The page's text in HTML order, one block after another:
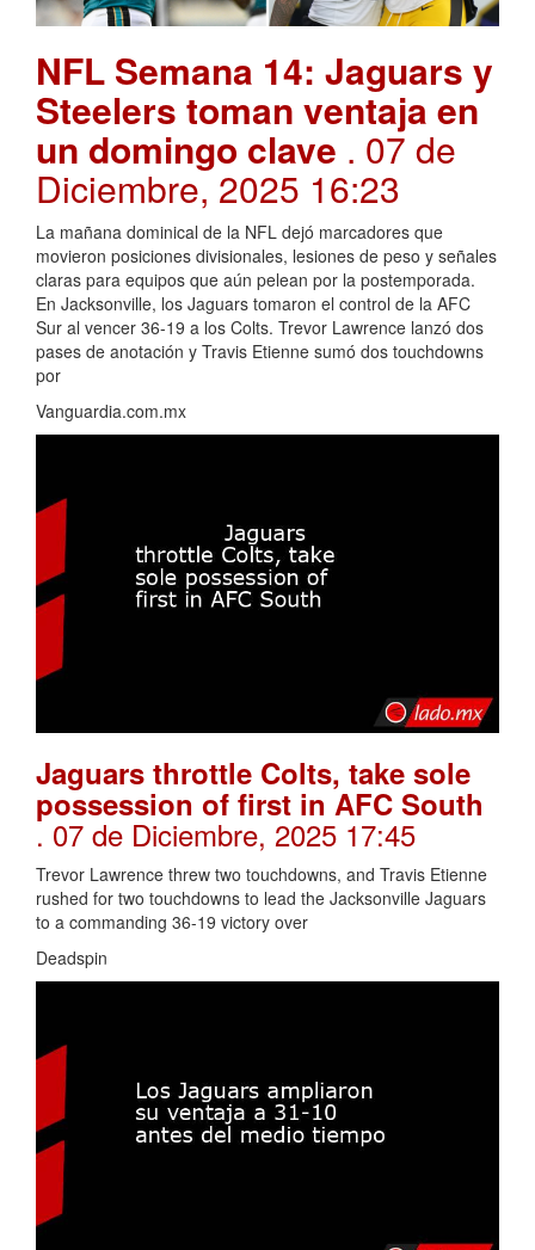
NFL Semana 14: Jaguars y
Steelers toman ventaja en
un domingo clave . 07 de
Diciembre, 2025 16:23
La mañana dominical de la NFL dejó marcadores que
movieron posiciones divisionales, lesiones de peso y señales
claras para equipos que aún pelean por la postemporada.
En Jacksonville, los Jaguars tomaron el control de la AFC
Sur al vencer 36-19 a los Colts. Trevor Lawrence lanzó dos
pases de anotación y Travis Etienne sumó dos touchdowns
por
Vanguardia.com.mx
Jaguars throttle Colts, take sole
possession of first in AFC South
. 07 de Diciembre, 2025 17:45
Trevor Lawrence threw two touchdowns, and Travis Etienne
rushed for two touchdowns to lead the Jacksonville Jaguars
to a commanding 36-19 victory over
Deadspin